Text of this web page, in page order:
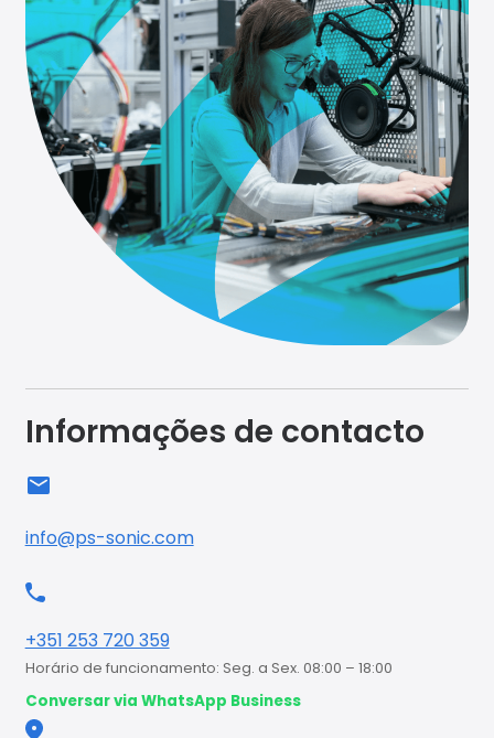
Informações de contacto
info@ps-sonic.com
+351 253 720 359
Horário de funcionamento: Seg. a Sex. 08:00 – 18:00
Conversar via WhatsApp Business